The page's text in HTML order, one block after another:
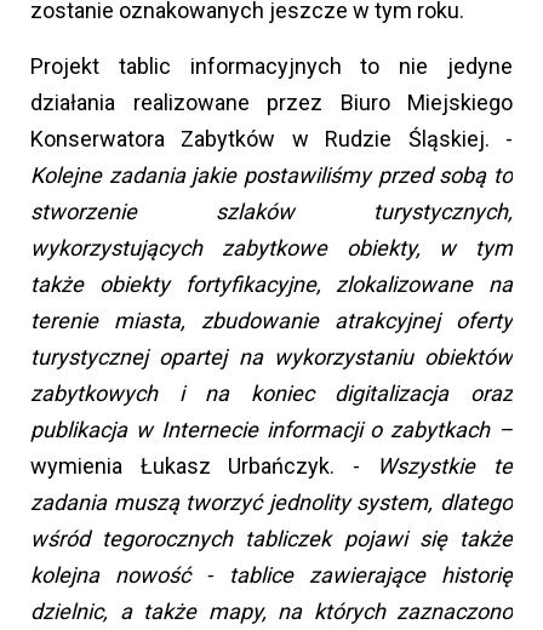
zostanie oznakowanych jeszcze w tym roku.
Projekt tablic informacyjnych to nie jedyne
działania realizowane przez Biuro Miejskiego
Konserwatora Zabytków w Rudzie Śląskiej. -
Kolejne zadania jakie postawiliśmy przed sobą to
stworzenie szlaków turystycznych,
wykorzystujących zabytkowe obiekty, w tym
także obiekty fortyfikacyjne, zlokalizowane na
terenie miasta, zbudowanie atrakcyjnej oferty
turystycznej opartej na wykorzystaniu obiektów
zabytkowych i na koniec digitalizacja oraz
publikacja w Internecie informacji o zabytkach –
wymienia Łukasz Urbańczyk. -
Wszystkie te
zadania muszą tworzyć jednolity system, dlatego
wśród tegorocznych tabliczek pojawi się także
kolejna nowość - tablice zawierające historię
dzielnic, a także mapy, na których zaznaczono